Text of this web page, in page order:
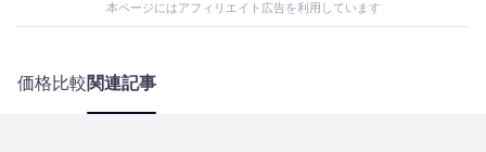
本ページにはアフィリエイト広告を利用しています
価格比較関連記事